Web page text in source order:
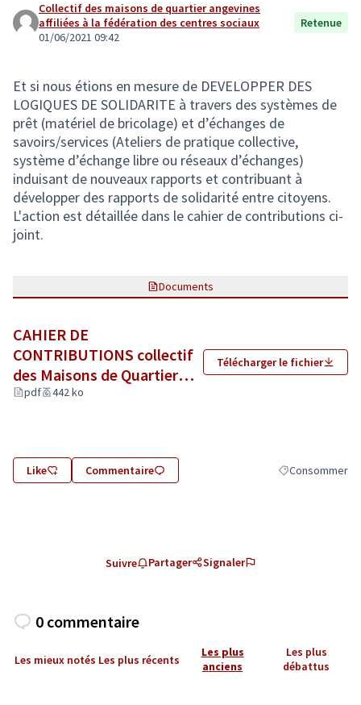
Collectif des maisons de quartier angevines
affiliées à la fédération des centres sociaux
01/06/2021 09:42
Retenue
Et si nous étions en mesure de DEVELOPPER DES
LOGIQUES DE SOLIDARITE à travers des systèmes de
prêt (matériel de bricolage) et d’échanges de
savoirs/services (Ateliers de pratique collective,
système d’échange libre ou réseaux d’échanges)
induisant de nouveaux rapports et contribuant à
développer des rapports de solidarité entre citoyens.
L'action est détaillée dans le cahier de contributions ci-
joint.
Documents
CAHIER DE
CONTRIBUTIONS collectif
des Maisons de Quartier
angevines FD centres
pdf 442 ko
Télécharger le fichier
Like Commentaire Filtrer les
Consommer
Suivre Partager Signaler
0 commentaire
Les mieux notés Les plus récents
Les plus
anciens
Les plus
débattus